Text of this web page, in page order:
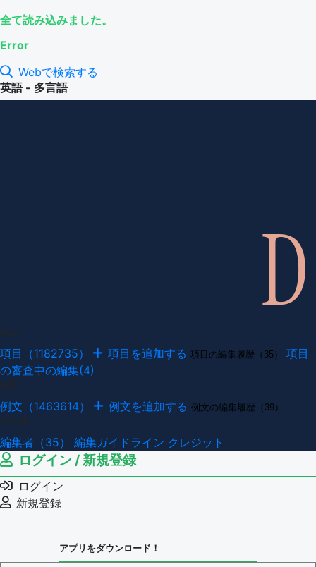
全て読み込みました。
Error
Webで検索する
英語 - 多言語
項目（1182735） 項目を追加する 項目の編集履歴（35）
項目
の審査中の編集(4)
例文（1463614） 例文を追加する 例文の編集履歴（39）
編集者（35） 編集ガイドライン クレジット
ログイン / 新規登録
ログイン
新規登録
アプリをダウンロード！